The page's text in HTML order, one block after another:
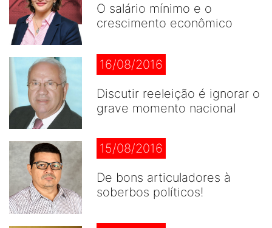
O salário mínimo e o
crescimento econômico
16/08/2016
Discutir reeleição é ignorar o
grave momento nacional
15/08/2016
De bons articuladores à
soberbos políticos!